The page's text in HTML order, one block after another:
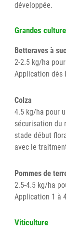
développée.
Grandes
Betteraves à
2-2.5 kg/ha
Application dès
Colza
4.5 kg/ha pour
sécurisation du
stade début
avec le
Pommes de
2.5-4.5 kg/ha
Application 1 à
Viticulture